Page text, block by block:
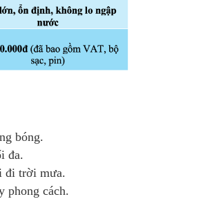
bóng.
đa.
đi trời mưa.
phong cách.